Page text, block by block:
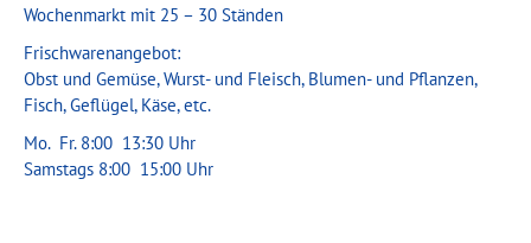
Wochenmarkt mit 25 – 30 Ständen
Frischwarenangebot:
Obst und Gemüse, Wurst- und Fleisch, Blumen- und Pflanzen,
Fisch, Geflügel, Käse, etc.
Mo.  Fr. 8:00  13:30 Uhr
Samstags 8:00  15:00 Uhr